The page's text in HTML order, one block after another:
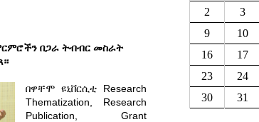
በጋራ ትብብር መስራት
በዋቸሞ ዩኒቨርሲቲ Research
Thematization, Research
Publication, Grant
2
3
9
10
16
17
23
24
30
31